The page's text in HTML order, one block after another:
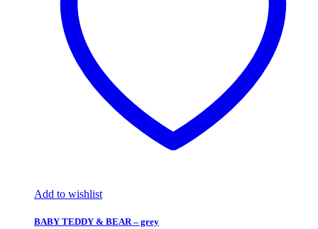
Add to wishlist
BABY TEDDY & BEAR – grey